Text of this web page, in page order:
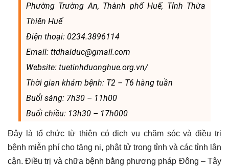
Phường Trường An, Thành phố Huế, Tỉnh Thừa
Thiên Huế
Điện thoại: 0234.3896114
Email: ttdhaiduc@gmail.com
Website: tuetinhduonghue.org.vn/
Thời gian khám bệnh: T2 – T6 hàng tuần
Buổi sáng: 7h30 – 11h00
Buổi chiều: 13h30 – 17h000
Đây là tổ chức từ thiện có dịch vụ chăm sóc và điều trị
bệnh miễn phí cho tăng ni, phật tử trong tỉnh và các tỉnh lân
cận. Điều trị và chữa bệnh bằng phương pháp Đông – Tây